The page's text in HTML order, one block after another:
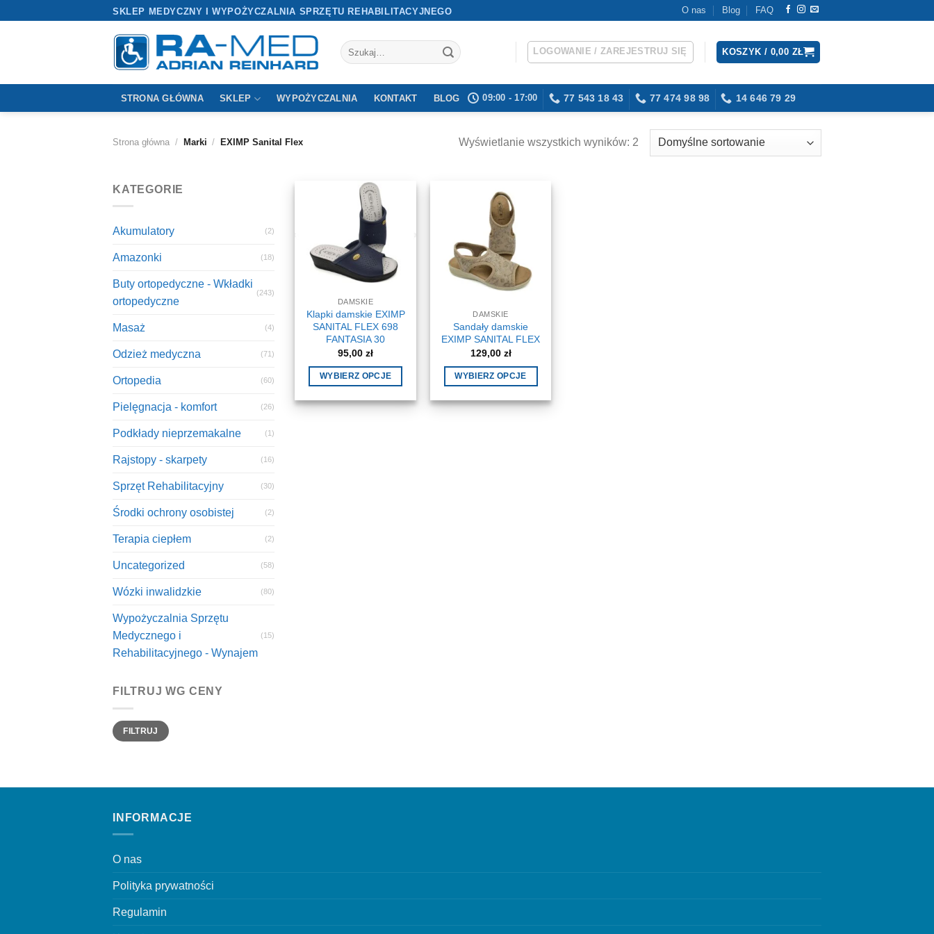
SKLEP MEDYCZNY I WYPOŻYCZALNIA SPRZĘTU REHABILITACYJNEGO O nas Blog FAQ
Szukaj: LOGOWANIE / ZAREJESTRUJ SIĘ KOSZYK / 0,00 ZŁ
STRONA GŁÓWNA SKLEP WYPOŻYCZALNIA KONTAKT BLOG 09:00 - 17:00 77 543 18 43 77 474 98 98 14 646 79 29
Strona główna / Marki / EXIMP Sanital Flex Wyświetlanie wszystkich wyników: 2
KATEGORIE
Akumulatory (2)
Amazonki (18)
Buty ortopedyczne - Wkładki
ortopedyczne
(243)
Masaż (4)
Odzież medyczna (71)
Ortopedia (60)
Pielęgnacja - komfort (26)
Podkłady nieprzemakalne (1)
Rajstopy - skarpety (16)
Sprzęt Rehabilitacyjny (30)
Środki ochrony osobistej (2)
Terapia ciepłem (2)
Uncategorized (58)
Wózki inwalidzkie (80)
Wypożyczalnia Sprzętu
Medycznego i
Rehabilitacyjnego - Wynajem
(15)
FILTRUJ WG CENY
Cena
min
Cena
maxFILTRUJ
DAMSKIE
Klapki damskie EXIMP
SANITAL FLEX 698
FANTASIA 30
95,00zł
WYBIERZ OPCJE
produkt
DAMSKIE
Sandały damskie
EXIMP SANITAL FLEX
129,00 zł
WYBIERZ OPCJE
produkt
INFORMACJE
O nas
Polityka prywatności
Regulamin